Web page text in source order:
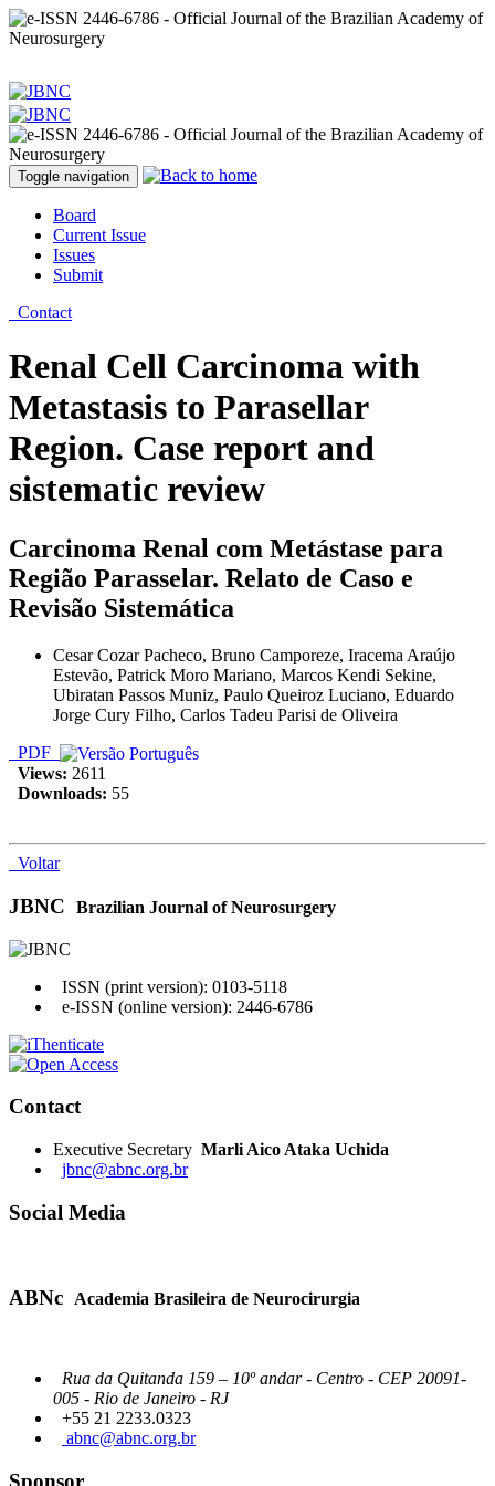
Toggle navigation
Board
Current Issue
Issues
Submit
Contact
Renal Cell Carcinoma with
Metastasis to Parasellar
Region. Case report and
sistematic review
Carcinoma Renal com Metástase para
Região Parasselar. Relato de Caso e
Revisão Sistemática
Cesar Cozar Pacheco, Bruno Camporeze, Iracema Araújo
Estevão, Patrick Moro Mariano, Marcos Kendi Sekine,
Ubiratan Passos Muniz, Paulo Queiroz Luciano, Eduardo
Jorge Cury Filho, Carlos Tadeu Parisi de Oliveira
PDF
Views: 2611
Downloads: 55
Voltar
JBNC Brazilian Journal of Neurosurgery
ISSN (print version): 0103-5118
e-ISSN (online version): 2446-6786
Contact
Executive Secretary Marli Aico Ataka Uchida
jbnc@abnc.org.br
Social Media
ABNc Academia Brasileira de Neurocirurgia
Rua da Quitanda 159 – 10º andar - Centro - CEP 20091-
005 - Rio de Janeiro - RJ
+55 21 2233.0323
abnc@abnc.org.br
Sponsor